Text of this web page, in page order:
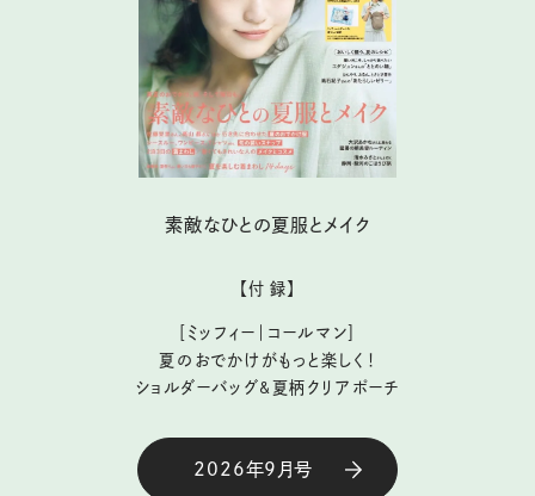
素敵なひとの夏服とメイク
【付 録】
［ミッフィー｜コールマン］
夏のおでかけがもっと楽しく！
ショルダーバッグ&夏柄クリアポーチ
2026年9月号